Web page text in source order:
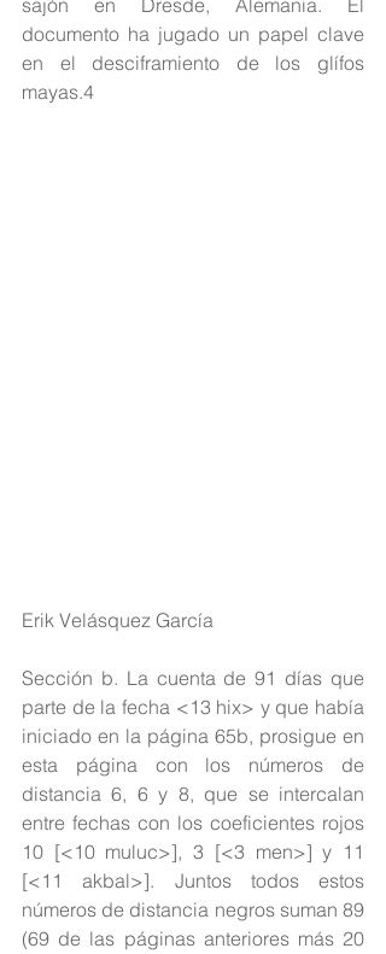
sajón en Dresde, Alemania. El
documento ha jugado un papel clave
en el desciframiento de los glífos
mayas.4​
Erik Velásquez García
Sección b. La cuenta de 91 días que
parte de la fecha <13 hix> y que había
iniciado en la página 65b, prosigue en
esta página con los números de
distancia 6, 6 y 8, que se intercalan
entre fechas con los coeficientes rojos
10 [<10 muluc>], 3 [<3 men>] y 11
[<11 akbal>]. Juntos todos estos
números de distancia negros suman 89
(69 de las páginas anteriores más 20